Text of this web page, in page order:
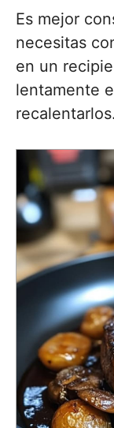
Es mejor
necesitas
en un
lentamente
recalentarlos.